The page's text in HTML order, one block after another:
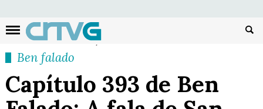
Ben falado
Capítulo 393 de Ben